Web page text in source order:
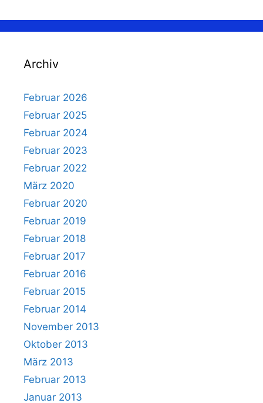
Archiv
Februar 2026
Februar 2025
Februar 2024
Februar 2023
Februar 2022
März 2020
Februar 2020
Februar 2019
Februar 2018
Februar 2017
Februar 2016
Februar 2015
Februar 2014
November 2013
Oktober 2013
März 2013
Februar 2013
Januar 2013